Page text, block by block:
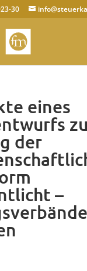
30
eines
der
–